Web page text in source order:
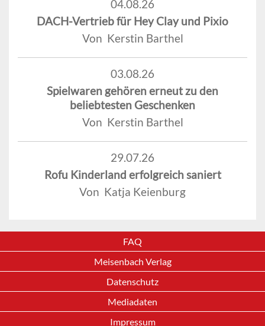
04.08.26
DACH-Vertrieb für Hey Clay und Pixio
Von Kerstin Barthel
03.08.26
Spielwaren gehören erneut zu den
beliebtesten Geschenken
Von Kerstin Barthel
29.07.26
Rofu Kinderland erfolgreich saniert
Von Katja Keienburg
FAQ
Meisenbach Verlag
Datenschutz
Mediadaten
Impressum